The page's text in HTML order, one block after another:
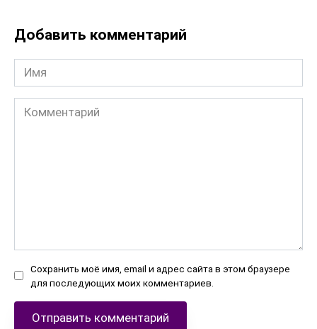
Добавить комментарий
Имя
Комментарий
Сохранить моё имя, email и адрес сайта в этом браузере
для последующих моих комментариев.